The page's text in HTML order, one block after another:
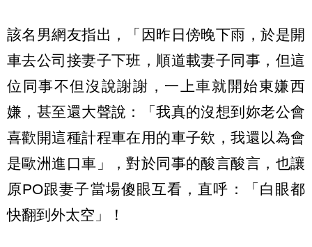
該名男網友指出，「因昨日傍晚下雨，於是開
車去公司接妻子下班，順道載妻子同事，但這
位同事不但沒說謝謝，一上車就開始東嫌西
嫌，甚至還大聲說：「我真的沒想到妳老公會
喜歡開這種計程車在用的車子欸，我還以為會
是歐洲進口車」，對於同事的酸言酸言，也讓
原PO跟妻子當場傻眼互看，直呼：「白眼都
快翻到外太空」！